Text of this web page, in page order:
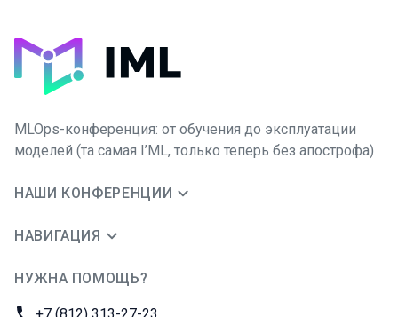
MLOps-конференция: от обучения до эксплуатации
моделей (та самая I’ML, только теперь без апострофа)
НАШИ КОНФЕРЕНЦИИ
НАВИГАЦИЯ
НУЖНА ПОМОЩЬ?